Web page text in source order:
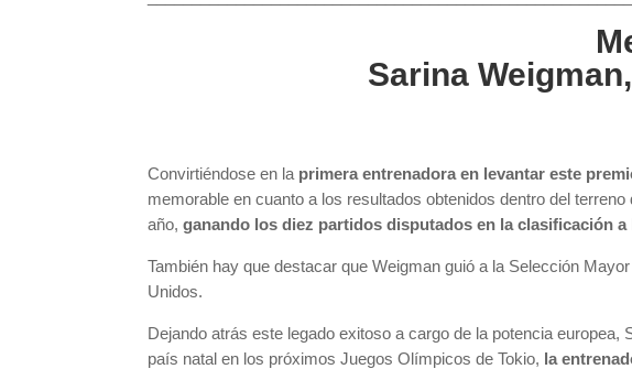
Sarina
Convirtiéndose en la primera entrenadora en levantar este
memorable en cuanto a los resultados obtenidos dentro del
año, ganando los diez partidos disputados en la clasificación a
También hay que destacar que Weigman guió a la Selección
Unidos.
Dejando atrás este legado exitoso a cargo de la potencia
país natal en los próximos Juegos Olímpicos de Tokio, la